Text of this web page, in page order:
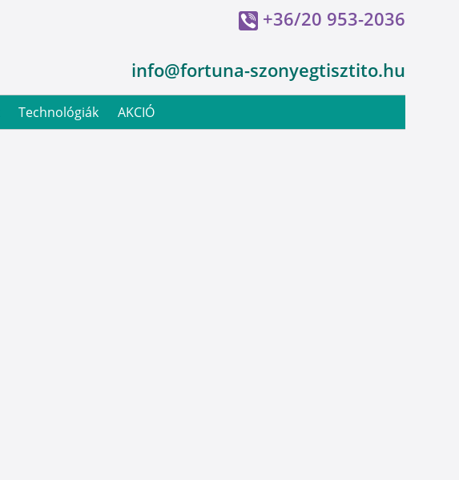
+36/20 953-2036
info@fortuna-szonyegtisztito.hu
Technológiák AKCIÓ